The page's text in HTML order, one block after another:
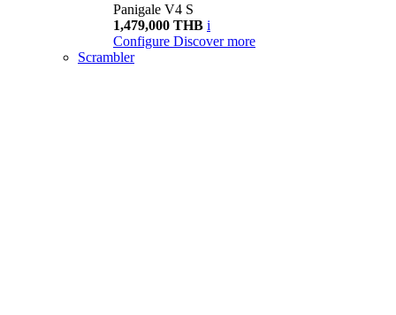
Panigale V4 S
1,479,000 THB i
Configure Discover more
Scrambler